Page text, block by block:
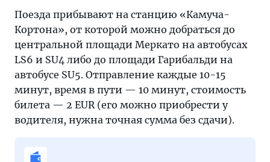
Поезда прибывают на станцию «Камуча-
Кортона», от которой можно добраться до
центральной площади Меркато на автобусах
LS6 и SU4 либо до площади Гарибальди на
автобусе SU5. Отправление каждые 10-15
минут, время в пути — 10 минут, стоимость
билета — 2 EUR (его можно приобрести у
водителя, нужна точная сумма без сдачи).